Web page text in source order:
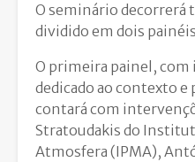
O seminário decorrerá
dividido em dois
O primeira painel, com
dedicado ao contexto
contará com
Stratoudakis do
Atmosfera (IPMA),